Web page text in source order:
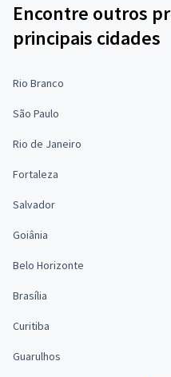
Encontre outros
principais cidades
Rio Branco
São Paulo
Rio de Janeiro
Fortaleza
Salvador
Goiânia
Belo Horizonte
Brasília
Curitiba
Guarulhos